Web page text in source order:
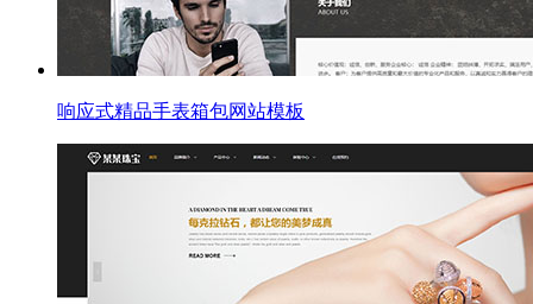
响应式精品手表箱包网站模板